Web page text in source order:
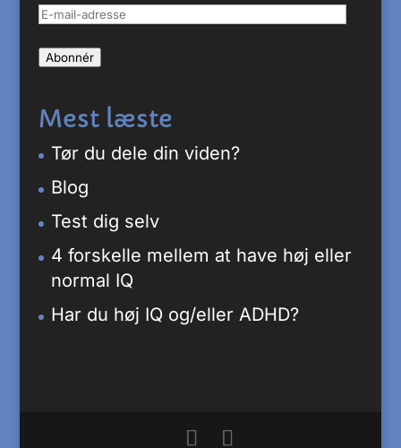
E-
adresse
Abonnér
Mest læste
Tør du dele din viden?
Blog
Test dig selv
4 forskelle mellem at have høj eller
normal IQ
Har du høj IQ og/eller ADHD?